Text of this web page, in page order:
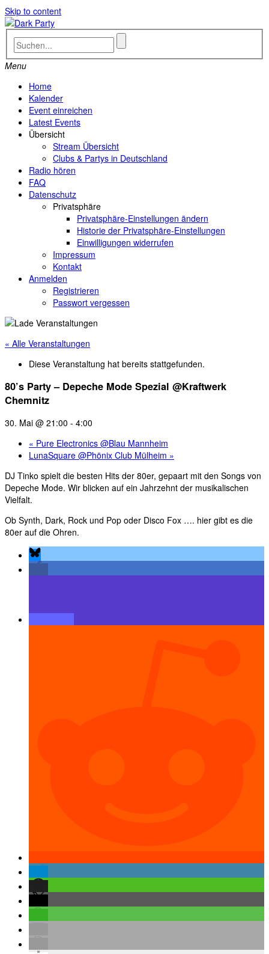
Skip to content
Menu
Home
Kalender
Event einreichen
Latest Events
Übersicht
Stream Übersicht
Clubs & Partys in Deutschland
Radio hören
FAQ
Datenschutz
Privatsphäre
Privatsphäre-Einstellungen ändern
Historie der Privatsphäre-Einstellungen
Einwilligungen widerrufen
Impressum
Kontakt
Anmelden
Registrieren
Passwort vergessen
« Alle Veranstaltungen
Diese Veranstaltung hat bereits stattgefunden.
80’s Party – Depeche Mode Spezial @Kraftwerk
Chemnitz
30. Mai @ 21:00 - 4:00
« Pure Electronics @Blau Mannheim
LunaSquare @Phönix Club Mülheim »
DJ Tinko spielt die besten Hits der 80er, gepaart mit den Songs von
Depeche Mode. Wir blicken auf ein Jahrzehnt der musikalischen
Vielfalt.
Ob Synth, Dark, Rock und Pop oder Disco Fox …. hier gibt es die
80er auf die Ohren.